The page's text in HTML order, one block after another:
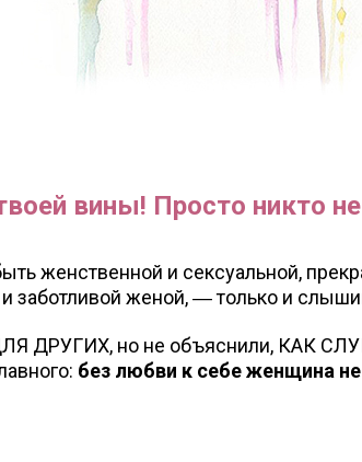
вины! Просто никто
женственной и сексуальной,
заботливой женой, ― только и
ДРУГИХ, но не объяснили, КАК
без любви к себе женщина